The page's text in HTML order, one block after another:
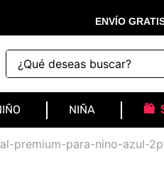
ENVÍO
¿Qué deseas buscar?
NIÑA 🛍️
premium-para-nino-azul-